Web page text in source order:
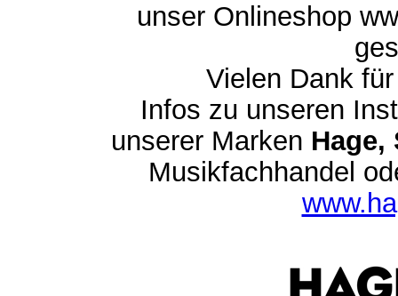
unser Onlineshop
Vielen Dank
Infos zu unseren
unserer Marken Hage,
Musikfachhandel